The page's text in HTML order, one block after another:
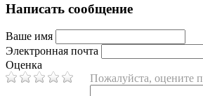
Написать сообщение
Ваше имя
Электронная почта
Оценка
Пожалуйста, оцените